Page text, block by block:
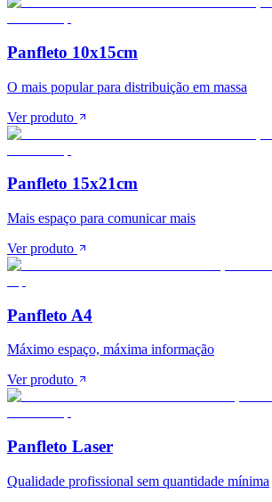
Panfleto 10x15cm
O mais popular para distribuição em massa
Ver produto
Panfleto 15x21cm
Mais espaço para comunicar mais
Ver produto
Panfleto A4
Máximo espaço, máxima informação
Ver produto
Panfleto Laser
Qualidade profissional sem quantidade mínima